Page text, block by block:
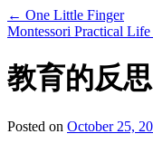
← One Little Finger
Montessori Practical
教育的反思
Posted on October 25,